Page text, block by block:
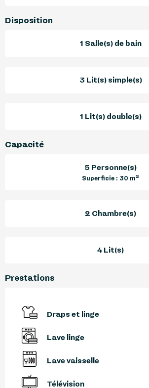
Disposition
1 Salle(s) de bain
3 Lit(s) simple(s)
1 Lit(s) double(s)
Capacité
5 Personne(s)
Superficie : 30 m2
2 Chambre(s)
4 Lit(s)
Prestations
Draps et linge
Lave linge
Lave vaisselle
Télévision